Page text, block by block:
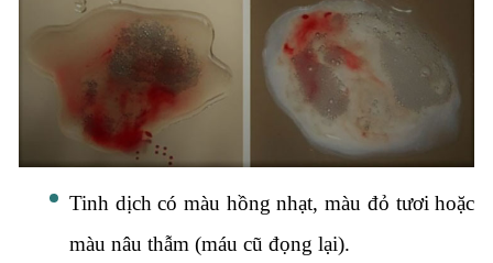
Tinh dịch có màu hồng nhạt, màu đỏ tươi hoặc
màu nâu thẫm (máu cũ đọng lại).